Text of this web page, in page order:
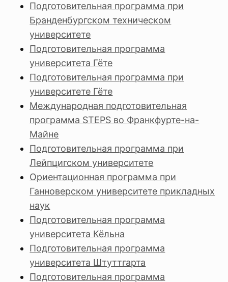
Подготовительная программа при
Бранденбургском техническом
университете
Подготовительная программа
университета Гёте
Подготовительная программа при
университете Гёте
Международная подготовительная
программа STEPS во Франкфурте-на-
Майне
Подготовительная программа при
Лейпцигском университете
Ориентационная программа при
Ганноверском университете прикладных
наук
Подготовительная программа
университета Кёльна
Подготовительная программа
университета Штуттгарта
Подготовительная программа